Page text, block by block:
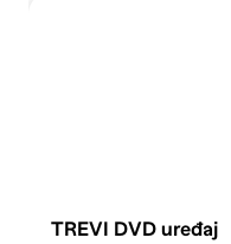
TREVI DVD uređaj